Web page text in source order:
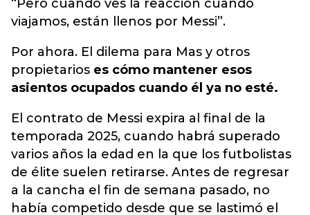
“Pero cuando ves la reacción cuando
viajamos, están llenos por Messi”.
Por ahora. El dilema para Mas y otros
propietarios es cómo mantener esos
asientos ocupados cuando él ya no esté.
El contrato de Messi expira al final de la
temporada 2025, cuando habrá superado
varios años la edad en la que los futbolistas
de élite suelen retirarse. Antes de regresar
a la cancha el fin de semana pasado, no
había competido desde que se lastimó el